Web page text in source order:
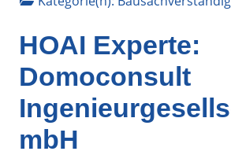
HOAI Experte:
Domoconsult
mbH